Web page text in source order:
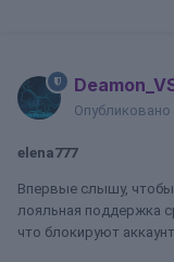
Опубликовано
elena777
Впервые слышу, чтобы
лояльная поддержка
что блокируют